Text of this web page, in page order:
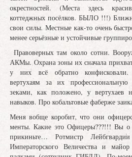
окрестностей. (Места здесь
коттеджных посёлков. БЫЛО !!!)
свои силы. Местные как-то очень
менее серьёзные и устойчивые
Правоверных там около сотни.
АКМы. Охрана зоны их сначала
у них всё обратно конфисковали.
вертухаям за их профессиональную
зеками, как положено, у
навыков. Про кобальтовые фаберже
Меня вобще коробит, что они
менты. Какие это Офицеры???!!! Вы
прикиньте… Ротмистр
Императорского Величества и